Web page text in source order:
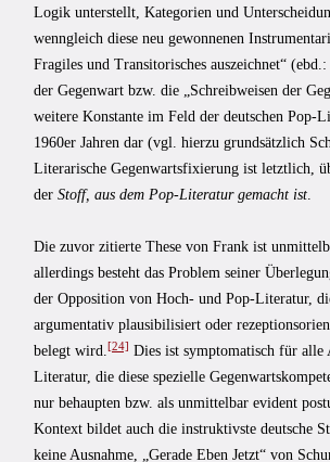
Logik unterstellt, Kategorien und
wenngleich diese neu gewonnenen
Fragiles und Transitorisches auszeichnet“
der Gegenwart bzw. die „Schreibweisen der
weitere Konstante im Feld der deutschen Pop-
1960er Jahren dar (vgl. hierzu grundsätzlich
Literarische Gegenwartsfixierung ist letztlich,
der Stoff, aus dem Pop-Literatur gemacht ist
Die zuvor zitierte These von Frank ist
allerdings besteht das Problem seiner
der Opposition von Hoch- und Pop-Literatur,
argumentativ plausibilisiert oder
belegt wird.
[24] Dies ist symptomatisch für alle
Literatur, die diese spezielle
nur behaupten bzw. als unmittelbar evident
Kontext bildet auch die instruktivste deutsche
keine Ausnahme, „Gerade Eben Jetzt“ von